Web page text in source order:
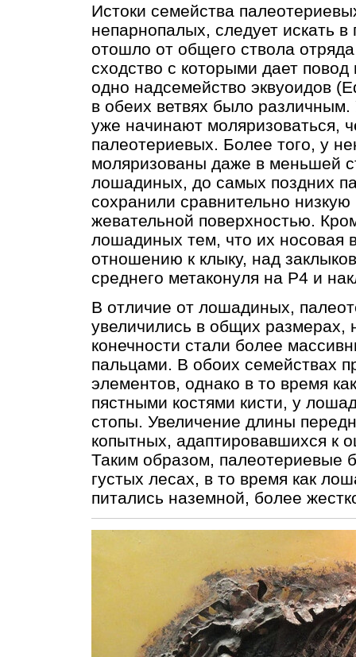
Истоки семейства
непарнопалых, следует искать
отошло от общего ствола
сходство с которыми дает
одно надсемейство эквуоидов
в обеих ветвях было
уже начинают моляризоваться,
палеотериевых. Более того, у
моляризованы даже в меньшей
лошадиных, до самых поздних
сохранили сравнительно
жевательной поверхностью.
лошадиных тем, что их носовая
отношению к клыку, над
среднего метаконуля на Р4 и
В отличие от лошадиных,
увеличились в общих размерах,
конечности стали более
пальцами. В обоих семействах
элементов, однако в то время
пястными костями кисти, у
стопы. Увеличение длины
копытных, адаптировавшихся к
Таким образом, палеотериевые
густых лесах, в то время как
питались наземной, более